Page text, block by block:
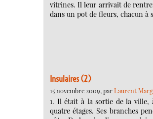
vitrines. Il leur arrivait de
dans un pot de fleurs, chacun à
Insulaires (2)
15 novembre 2009, parLaurent
1. Il était à la sortie de la ville,
quatre étages. Ses branches